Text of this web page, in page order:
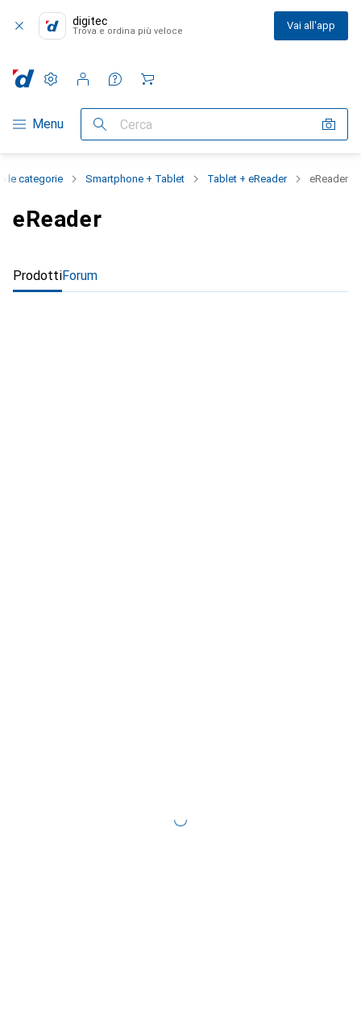
digitec
Trova e ordina più veloce Vai all'app
Categoria Navigazione
Menu Cerca
Impostazioni
Conto cliente
Liste di confronto
Liste dei desideri
Carrello
le categorie Smartphone + Tablet Tablet + eReader eReader
eReader
ProdottiForum